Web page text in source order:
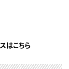
はこちら